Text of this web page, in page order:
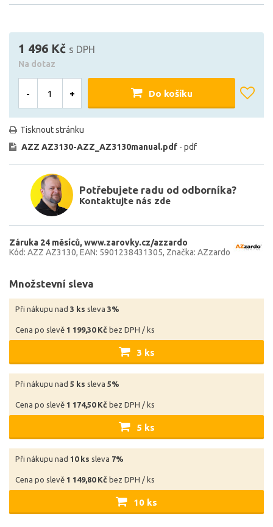
1 496 Kč s DPH
Na dotaz
- + Do košíku
Tisknout stránku
AZZ AZ3130-AZZ_AZ3130manual.pdf - pdf
Potřebujete radu od odborníka?
Kontaktujte nás zde
Záruka 24 měsíců www.zarovky.cz/azzardo
Kód: AZZ AZ3130 EAN: 5901238431305 Značka: AZzardo
Množstevní sleva
Při nákupu nad 3 ks sleva 3%
Cena po slevě 1 199,30 Kč bez DPH / ks
3 ks
Při nákupu nad 5 ks sleva 5%
Cena po slevě 1 174,50 Kč bez DPH / ks
5 ks
Při nákupu nad 10 ks sleva 7%
Cena po slevě 1 149,80 Kč bez DPH / ks
10 ks